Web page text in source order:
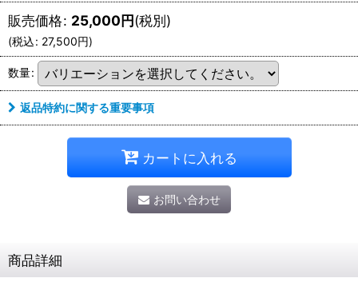
販売価格: 25,000円(税別)
(税込: 27,500円)
数量:
返品特約に関する重要事項
カートに入れる
お問い合わせ
商品詳細